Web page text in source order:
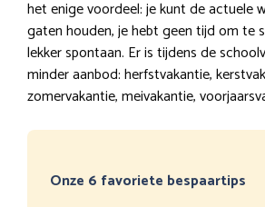
het enige voordeel: je kunt de actuele
gaten houden, je hebt geen tijd om te
lekker spontaan. Er is tijdens de
minder aanbod: herfstvakantie,
zomervakantie, meivakantie,
Onze 6 favoriete bespaartips